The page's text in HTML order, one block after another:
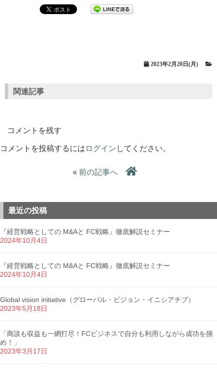
2023年2月20日(月)
関連記事
コメントを残す
コメントを投稿するには ログイン してください。
« 前の記事へ
最近の投稿
『経営戦略としての M&Aと FC戦略』徹底解説セミナー
2024年10月4日
『経営戦略としての M&Aと FC戦略』徹底解説セミナー
2024年10月4日
Global vision initiative（グローバル・ビジョン・イニシアチブ）
2023年5月18日
「商談も収益も一網打尽！FCビジネスで自分も利用しながら成功を掴
め！」
2023年3月17日